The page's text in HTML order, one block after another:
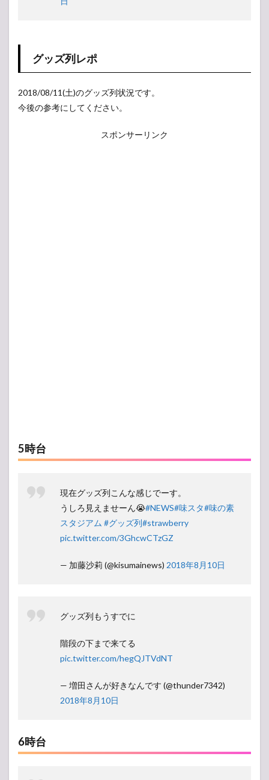
グッズ列レポ
2018/08/11(土)のグッズ列状況です。
今後の参考にしてください。
スポンサーリンク
5時台
現在グッズ列こんな感じでーす。
うしろ見えませーん😭#NEWS#味スタ#味の素
スタジアム #グッズ列#strawberry
pic.twitter.com/3GhcwCTzGZ
— 加藤沙莉 (@kisumainews) 2018年8月10日
グッズ列もうすでに
階段の下まで来てる
pic.twitter.com/hegQJTVdNT
— 増田さんが好きなんです (@thunder7342)
2018年8月10日
6時台